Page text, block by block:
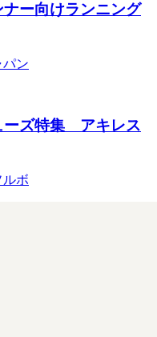
ナー向けランニング
パン
ーズ特集 アキレス
ルボ